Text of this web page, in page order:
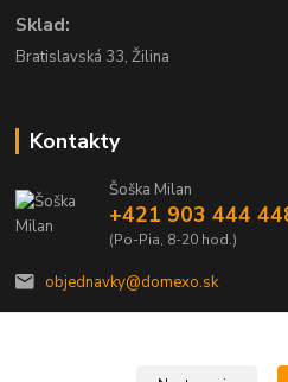
Sklad:
Bratislavská 33, Žilina
Kontakty
Šoška Milan
+421 903 444
(Po-Pia, 8-20 hod.)
objednavky@domexo.sk